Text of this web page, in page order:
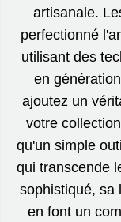
artisanale.
perfectionné
utilisant des
en
ajoutez un
votre
qu'un simple
qui transcende
sophistiqué, sa
en font un